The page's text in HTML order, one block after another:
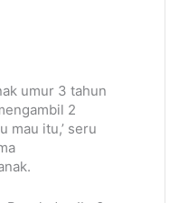
umur 3 tahun
2
mau itu,’ seru